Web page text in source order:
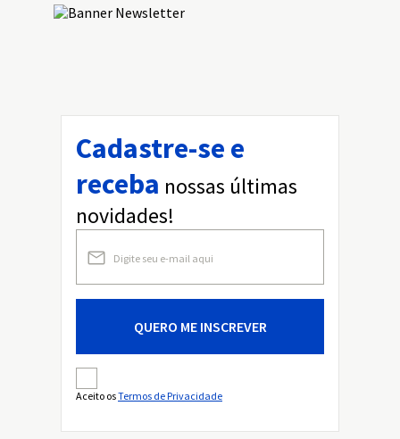
Cadastre-se e
receba nossas últimas
novidades!
QUERO ME INSCREVER
Aceito osTermos de Privacidade